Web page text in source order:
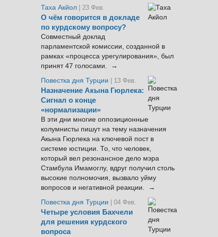
Таха Акйол | 23 Фев.
О чём говорится в докладе
по курдскому вопросу?
Совместный доклад
парламентской комиссии, созданной в
рамках «процесса урегулирования», был
принят 47 голосами. →
Повестка дня Турции
| 13 Фев.
Назначение Акына Гюрлека:
Сигнал о конце
«нормализации»
В эти дни многие оппозиционные
колумнисты пишут на тему назначения
Акына Гюрлека на ключевой пост в
системе юстиции. То, что человек,
который вел резонансное дело мэра
Стамбула Имамоглу, вдруг получил столь
высокие полномочия, вызвало уйму
вопросов и негативной реакции. →
Повестка дня Турции
| 04 Фев.
Четыре условия Бахчели
для решения курдского
вопроса